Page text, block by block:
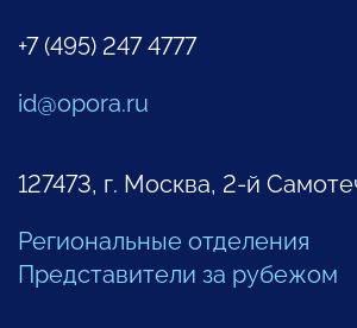
+7 (495) 247 4777
id@opora.ru
127473, г. Москва, 2-й
Региональные отделения
Представители за рубежом